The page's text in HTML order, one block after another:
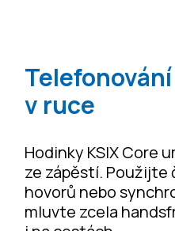
v ruce
Hodinky KSIX Core
ze zápěstí. Použijte
hovorů nebo
mluvte zcela